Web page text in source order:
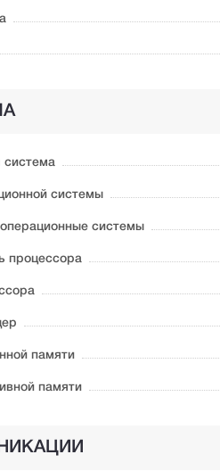
система
системы
системы
процессора
памяти
памяти